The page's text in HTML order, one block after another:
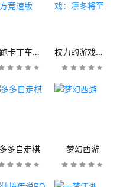
跑跑卡丁车官方竞速版 权力的游戏：凛冬将至
多多自走棋 梦幻西游